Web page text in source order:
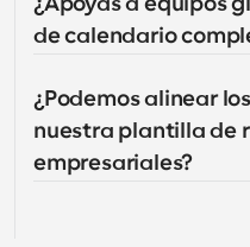
de calendario
¿Podemos alinear
nuestra plantilla de
empresariales?